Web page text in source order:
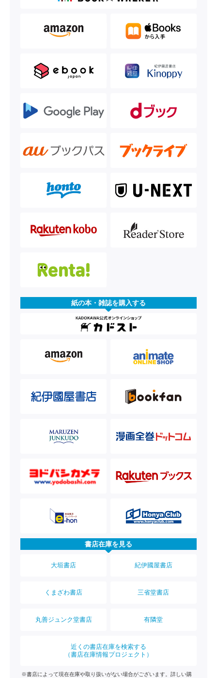
紙の本・雑誌を購入する
書店在庫を見る
大垣書店 紀伊國屋書店
くまざわ書店 三省堂書店
丸善ジュンク堂書店 有隣堂
近くの書店在庫を検索する
（書店在庫情報プロジェクト）
※書店によって現在在庫や取り扱いがない場合がございます。詳しい購